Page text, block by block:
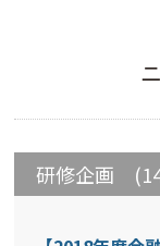
研修企画